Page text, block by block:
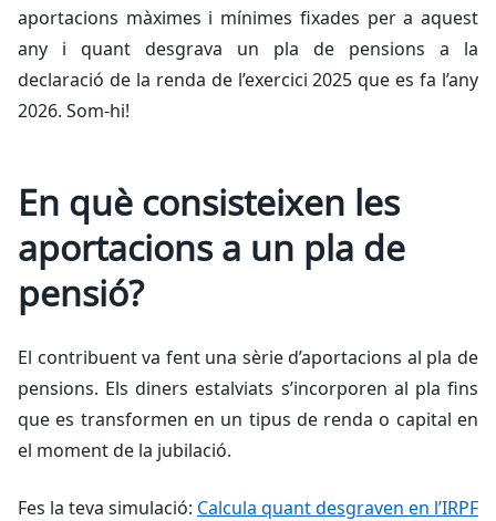
aportacions màximes i mínimes fixades per a aquest
any i quant desgrava un pla de pensions a la
declaració de la renda de l’exercici 2025 que es fa l’any
2026. Som-hi!
En què consisteixen les
aportacions a un pla de
pensió?
El contribuent va fent una sèrie d’aportacions al pla de
pensions. Els diners estalviats s’incorporen al pla fins
que es transformen en un tipus de renda o capital en
el moment de la jubilació.
Fes la teva simulació: Calcula quant desgraven en l’IRPF